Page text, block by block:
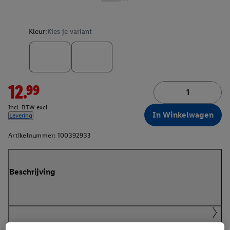
Kleur:Kies je variant
12.99
Incl. BTW excl.
Levering
In Winkelwagen
Artikelnummer: 100392933
Beschrijving